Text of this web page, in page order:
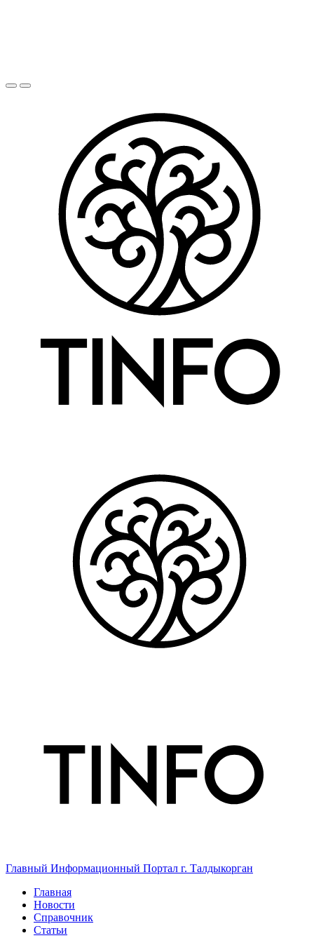
Главный Информационный Портал г. Талдыкорган
Главная
Новости
Справочник
Статьи